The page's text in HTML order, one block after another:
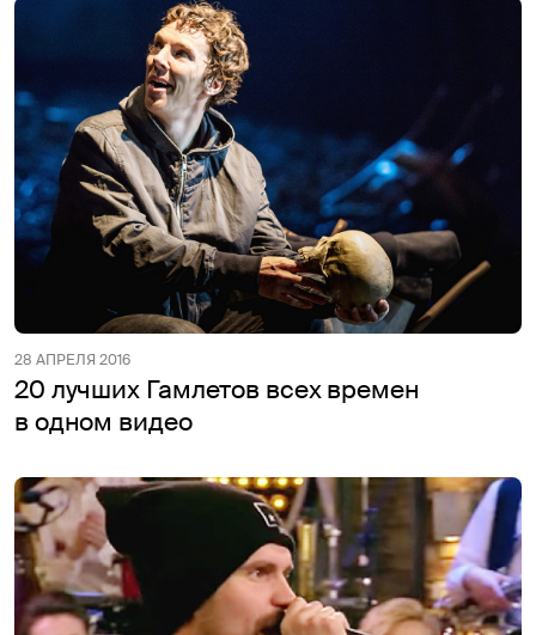
28 АПРЕЛЯ 2016
20 лучших Гамлетов всех времен
в одном видео